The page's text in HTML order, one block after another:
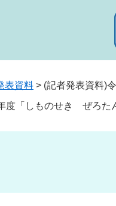
表資料 > (記者発表資料)
度「しものせき ぜろた